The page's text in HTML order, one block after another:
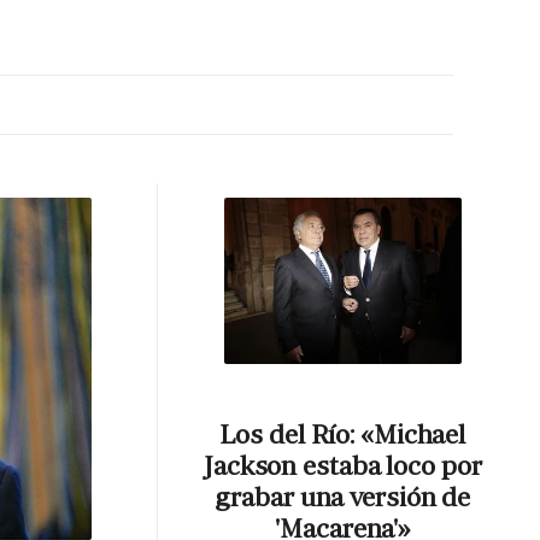
Los del Río: «Michael
Jackson estaba loco por
grabar una versión de
'Macarena'»